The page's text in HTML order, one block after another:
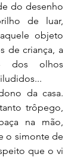
do desenho
de luar,
objeto
de criança, a
dos olhos
da casa.
trôpego,
na mão,
o simonte de
que o vi